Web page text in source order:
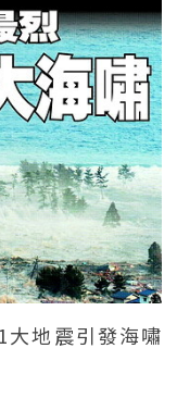
大地震引發海嘯